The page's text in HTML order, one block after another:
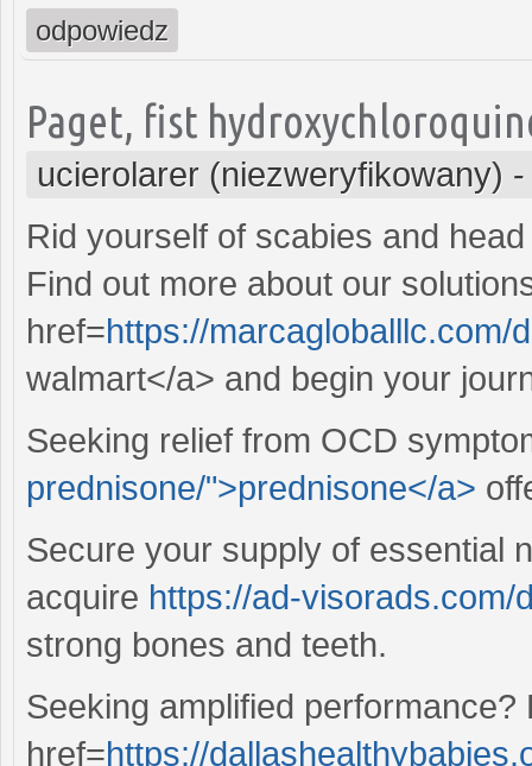
odpowiedz
Paget, fist
ucierolarer (niezweryfikowany)
Rid yourself of scabies and
Find out more about our
href=https://marcagloballlc.com/
walmart</a> and begin your
Seeking relief from OCD
prednisone/">prednisone</a>
Secure your supply of essential
acquire https://ad-visorads.com/
strong bones and teeth.
Seeking amplified
href=https://